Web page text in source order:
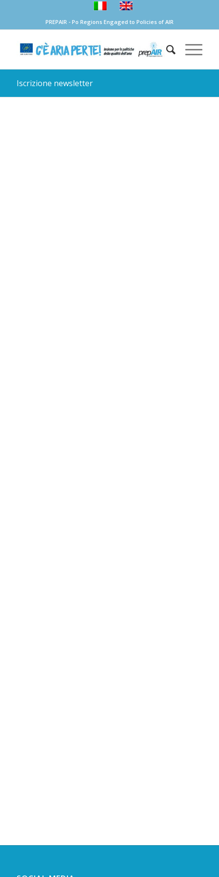
PREPAIR - Po Regions Engaged to Policies of AIR
Iscrizione newsletter